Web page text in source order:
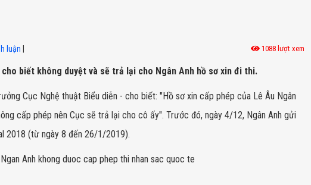
luận 1088 lượt xem
biết không duyệt và sẽ trả lại cho Ngân Anh hồ sơ xin đi thi.
Cục Nghệ thuật Biểu diễn - cho biết: "Hồ sơ xin cấp phép của Lê Âu Ngân
cấp phép nên Cục sẽ trả lại cho cô ấy". Trước đó, ngày 4/12, Ngân Anh gửi
2018 (từ ngày 8 đến 26/1/2019).